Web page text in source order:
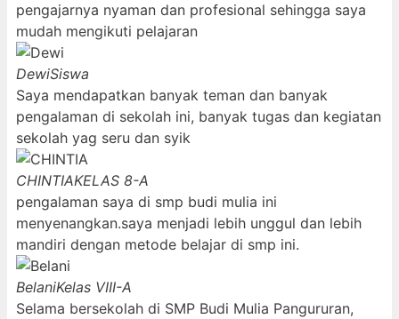
pengajarnya nyaman dan profesional sehingga saya
mudah mengikuti pelajaran
DewiSiswa
Saya mendapatkan banyak teman dan banyak
pengalaman di sekolah ini, banyak tugas dan kegiatan
sekolah yag seru dan syik
CHINTIAKELAS 8-A
pengalaman saya di smp budi mulia ini
menyenangkan.saya menjadi lebih unggul dan lebih
mandiri dengan metode belajar di smp ini.
BelaniKelas VIII-A
Selama bersekolah di SMP Budi Mulia Pangururan,